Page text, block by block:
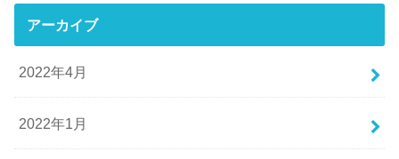
アーカイブ
2022年4月
2022年1月